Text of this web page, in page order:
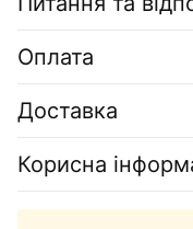
Оплата
Доставка
Корисна